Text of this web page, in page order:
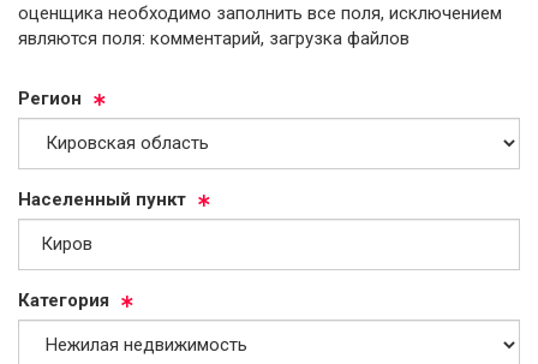
оценщика необходимо заполнить все поля, исключением
являются поля: комментарий, загрузка файлов
Ре­ги­он
На­се­лен­ный пункт
Ка­те­го­рия